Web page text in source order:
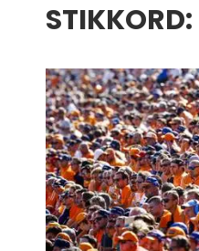
STIKKORD: